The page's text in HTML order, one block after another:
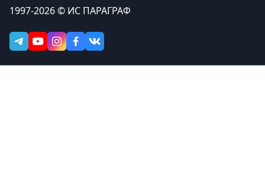
1997-2026 © ИС ПАРАГРАФ